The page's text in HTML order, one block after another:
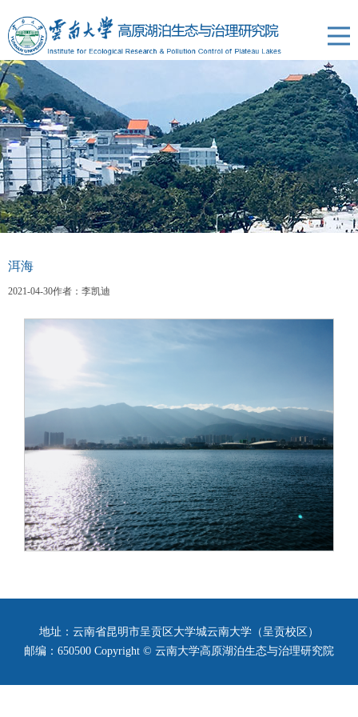
洱海
2021-04-30作者：李凯迪
地址：云南省昆明市呈贡区大学城云南大学（呈贡校区）
邮编：650500 Copyright © 云南大学高原湖泊生态与治理研究院